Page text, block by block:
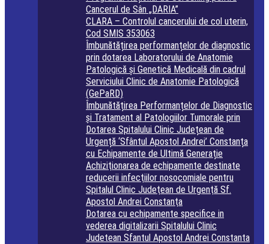
Cancerul de Sân „DARIA”
CLARA – Controlul cancerului de col uterin,
Cod SMIS 353063
Îmbunătățirea performanțelor de diagnostic
prin dotarea Laboratorului de Anatomie
Patologică și Genetică Medicală din cadrul
Serviciului Clinic de Anatomie Patologică
(GePaRD)
Îmbunătățirea Performanțelor de Diagnostic
și Tratament al Patologiilor Tumorale prin
Dotarea Spitalului Clinic Județean de
Urgență ‘Sfântul Apostol Andrei’ Constanța
cu Echipamente de Ultimă Generație
Achiziţionarea de echipamente destinate
reducerii infecţiilor nosocomiale pentru
Spitalul Clinic Judeţean de Urgenţă Sf.
Apostol Andrei Constanţa
Dotarea cu echipamente specifice in
vederea digitalizarii Spitalului Clinic
Judetean Sfantul Apostol Andrei Constanta